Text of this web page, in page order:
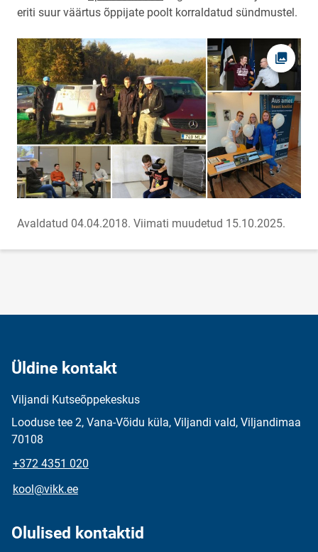
eriti suur väärtus õppijate poolt korraldatud sündmustel.
Ava
Avaldatud 04.04.2018. Viimati muudetud 15.10.2025.
Üldine kontakt
Viljandi Kutseõppekeskus
Looduse tee 2, Vana-Võidu küla, Viljandi vald, Viljandimaa
70108
+372 4351 020
kool@vikk.ee
Olulised kontaktid